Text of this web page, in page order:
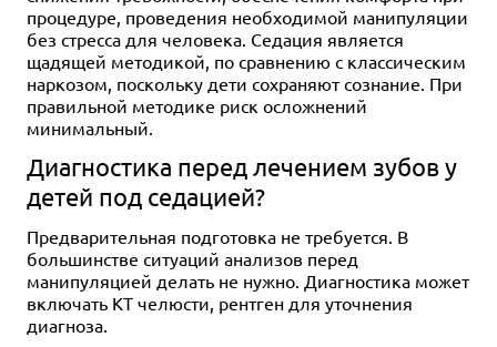
процедуре, проведения необходимой манипуляции
без стресса для человека. Седация является
щадящей методикой, по сравнению с классическим
наркозом, поскольку дети сохраняют сознание. При
правильной методике риск осложнений
минимальный.
Диагностика перед лечением зубов у
детей под седацией?
Предварительная подготовка не требуется. В
большинстве ситуаций анализов перед
манипуляцией делать не нужно. Диагностика может
включать КТ челюсти, рентген для уточнения
диагноза.